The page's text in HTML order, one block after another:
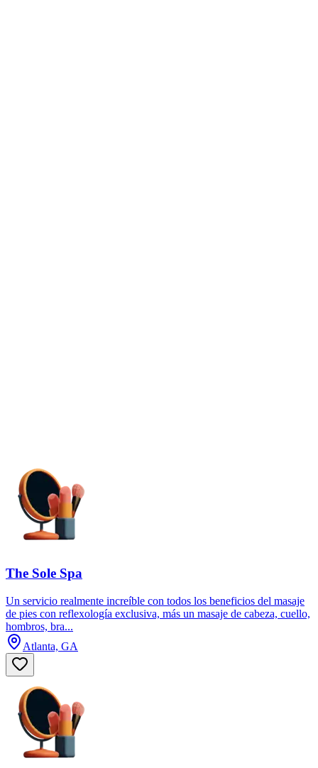
The Sole Spa
Un servicio realmente increíble con todos los beneficios del masaje
de pies con reflexología exclusiva, más un masaje de cabeza, cuello,
hombros, bra...
Atlanta, GA